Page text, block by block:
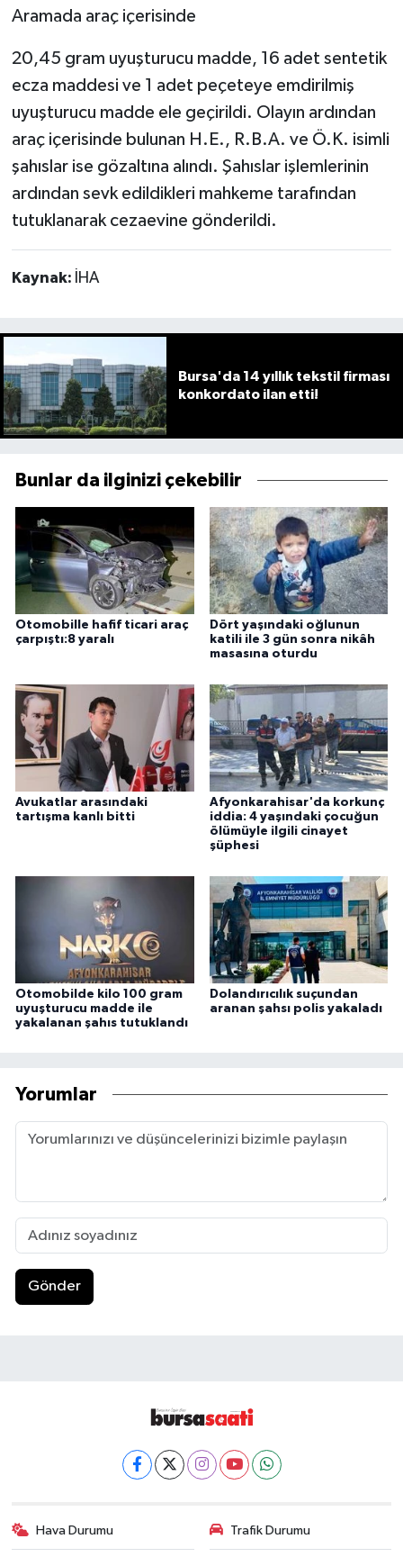
Aramada araç içerisinde
20,45 gram uyuşturucu madde, 16 adet sentetik
ecza maddesi ve 1 adet peçeteye emdirilmiş
uyuşturucu madde ele geçirildi. Olayın ardından
araç içerisinde bulunan H.E., R.B.A. ve Ö.K. isimli
şahıslar ise gözaltına alındı. Şahıslar işlemlerinin
ardından sevk edildikleri mahkeme tarafından
tutuklanarak cezaevine gönderildi.
Kaynak: İHA
Bursa'da 14 yıllık tekstil firması
konkordato ilan etti!
Bunlar da ilginizi çekebilir
Otomobille hafif ticari araç
çarpıştı:8 yaralı
Dört yaşındaki oğlunun
katili ile 3 gün sonra nikâh
masasına oturdu
Avukatlar arasındaki
tartışma kanlı bitti
Afyonkarahisar'da korkunç
iddia: 4 yaşındaki çocuğun
ölümüyle ilgili cinayet
şüphesi
Otomobilde kilo 100 gram
uyuşturucu madde ile
yakalanan şahıs tutuklandı
Dolandırıcılık suçundan
aranan şahsı polis yakaladı
Yorumlar
Gönder
Hava Durumu Trafik Durumu